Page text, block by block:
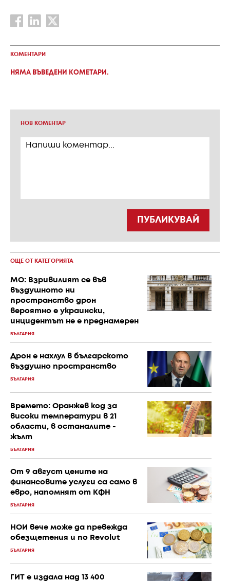
КОМЕНТАРИ
НЯМА ВЪВЕДЕНИ КОМЕТАРИ.
НОВ КОМЕНТАР
ПУБЛИКУВАЙ
ОЩЕ ОТ КАТЕГОРИЯТА
МО: Взривилият се във
въздушното ни
пространство дрон
вероятно е украински,
инцидентът не е преднамерен
БЪЛГАРИЯ
Дрон е нахлул в българското
въздушно пространство
БЪЛГАРИЯ
Времето: Оранжев код за
високи температури в 21
области, в останалите -
жълт
БЪЛГАРИЯ
От 9 август цените на
финансовите услуги са само в
евро, напомнят от КФН
БЪЛГАРИЯ
НОИ вече може да превежда
обезщетения и по Revolut
БЪЛГАРИЯ
ГИТ е издала над 13 400